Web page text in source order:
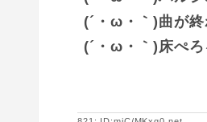
(´・ω・｀)曲が
(´・ω・｀)床ぺ